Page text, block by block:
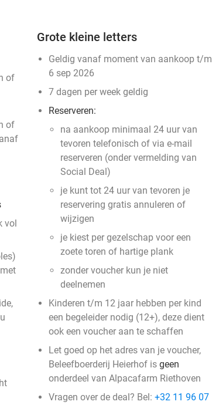
of
of
vol
Grote kleine letters
Geldig vanaf moment van aankoop t/m
6 sep 2026
7 dagen per week geldig
Reserveren:
na aankoop minimaal 24 uur van
tevoren telefonisch of via e-mail
reserveren (onder vermelding van
Social Deal)
je kunt tot 24 uur van tevoren je
reservering gratis annuleren of
wijzigen
je kiest per gezelschap voor een
zoete toren of hartige plank
zonder voucher kun je niet
deelnemen
Kinderen t/m 12 jaar hebben per kind
een begeleider nodig (12+), deze dient
ook een voucher aan te schaffen
Let goed op het adres van je voucher,
Beleefboerderij Heierhof is geen
onderdeel van Alpacafarm Riethoven
Vragen over de deal? Bel: +32 11 96 07